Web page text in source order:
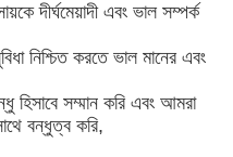
দীর্ঘমেয়াদী এবং ভাল সম্পর্ক
নিশ্চিত করতে ভাল মানের এবং
হিসাবে সম্মান করি এবং আমরা
বন্ধুত্ব করি,